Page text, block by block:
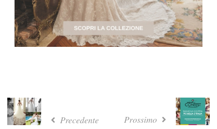
Precedente Prossimo